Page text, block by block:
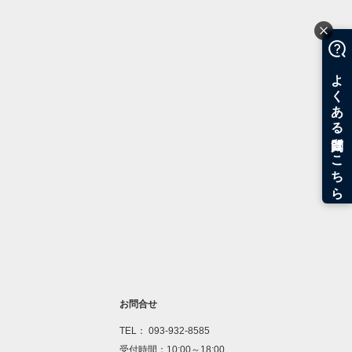
お問合せ
TEL： 093-932-8585
受付時間：10:00～18:00